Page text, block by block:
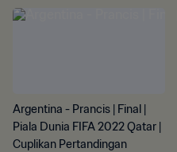
Argentina - Prancis | Final |
Piala Dunia FIFA 2022 Qatar |
Cuplikan Pertandingan